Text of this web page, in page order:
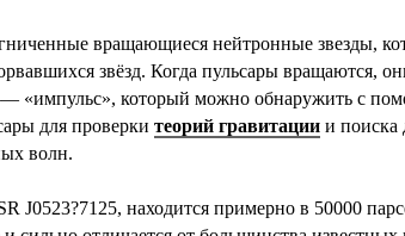
вращающиеся нейтронные звезды,
звёзд. Когда пульсары вращаются,
«импульс», который можно обнаружить с
для проверки теорий гравитации и поиска
волн.
J0523?7125, находится примерно в 50000